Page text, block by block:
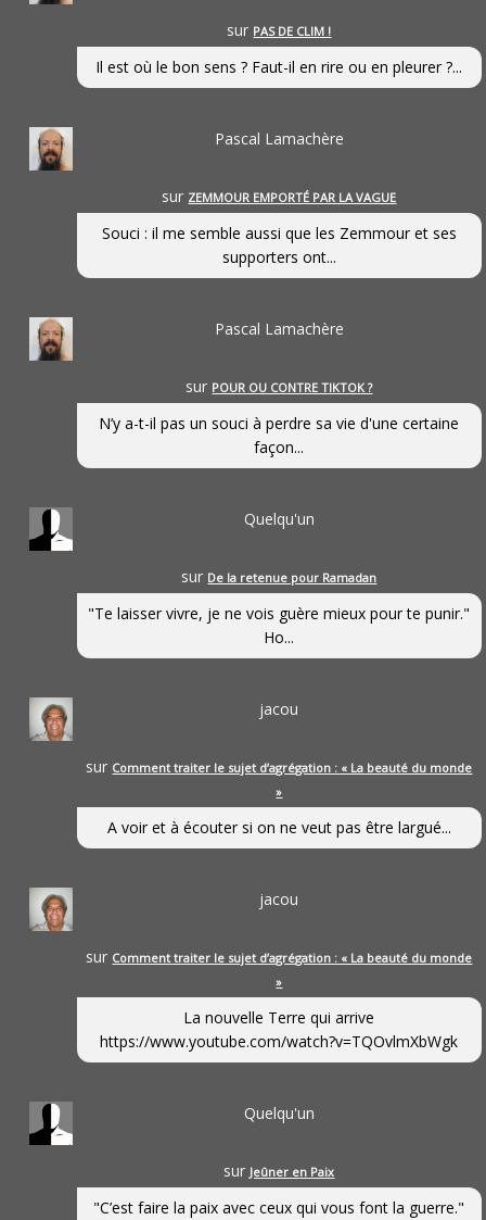
sur PAS DE CLIM !
Il est où le bon sens ? Faut-il en rire ou en pleurer ?...
Pascal Lamachère
sur ZEMMOUR EMPORTÉ PAR LA VAGUE
Souci : il me semble aussi que les Zemmour et ses
supporters ont...
Pascal Lamachère
sur POUR OU CONTRE TIKTOK ?
N’y a-t-il pas un souci à perdre sa vie d'une certaine
façon...
Quelqu'un
sur De la retenue pour Ramadan
"Te laisser vivre, je ne vois guère mieux pour te punir."
Ho...
jacou
sur Comment traiter le sujet d’agrégation : « La beauté du monde
»
A voir et à écouter si on ne veut pas être largué...
jacou
sur Comment traiter le sujet d’agrégation : « La beauté du monde
»
La nouvelle Terre qui arrive
https://www.youtube.com/watch?v=TQOvlmXbWgk
Quelqu'un
sur Jeûner en Paix
"C’est faire la paix avec ceux qui vous font la guerre."